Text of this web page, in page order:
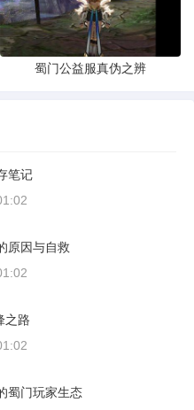
蜀门公益服真伪之辨
笔记
原因与自救
之路
蜀门玩家生态